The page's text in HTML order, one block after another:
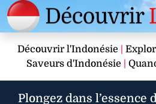
Découvrir l'Indonésie
Saveurs d'Indonésie
Plongez dans l’essence